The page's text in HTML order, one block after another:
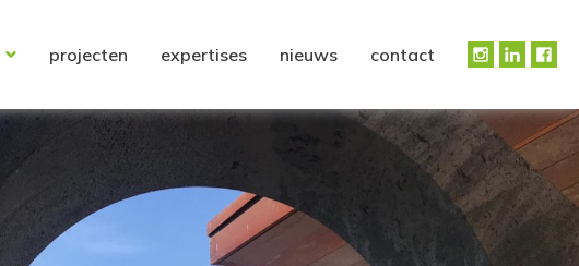
projecten expertises nieuws contact